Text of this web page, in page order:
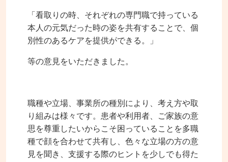
「看取りの時、それぞれの専門職で持っている
本人の元気だった時の姿を共有することで、個
別性のあるケアを提供ができる。」
等の意見をいただきました。
職種や立場、事業所の種別により、考え方や取
り組みは様々です。患者や利用者、ご家族の意
思を尊重したいからこそ困っていることを多職
種で顔を合わせて共有し、色々な立場の方の意
見を聞き、支援する際のヒントを少しでも得た